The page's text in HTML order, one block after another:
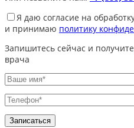
Я даю согласие на
и принимаю политику
Запишитесь сейчас и получите
врача